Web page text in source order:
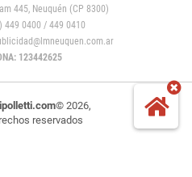
445, Neuquén (CP 8300)
449 0400 / 449 0410
123442625
© 2026,
reservados